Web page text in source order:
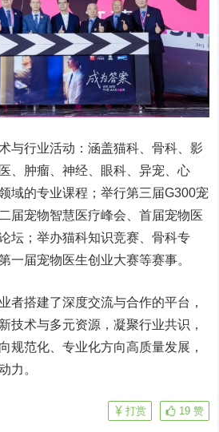
与行业活动：涵盖猫科、骨科、影
、肿瘤、神经、眼科、异宠、心
域的专业课程；举行第三届G300宠
届宠物智慧医疗峰会、首届宠物医
坛；举办猫科知识竞赛、骨科专
一届宠物医生创业大赛等赛事。
者搭建了深度交流与合作的平台，
技术与多元资源，凝聚行业共识，
规范化、专业化方向高质量发展，
力。
19 赞
打赏